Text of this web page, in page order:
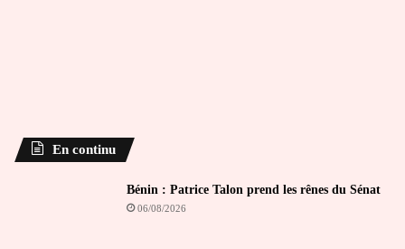
En continu
Bénin : Patrice Talon prend les rênes du Sénat
06/08/2026